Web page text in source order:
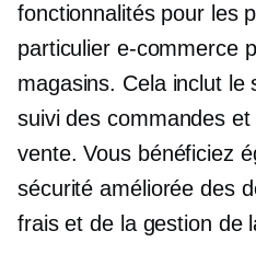
fonctionnalités pour les
particulier e-commerce
magasins. Cela inclut le
suivi des commandes
vente. Vous bénéficiez
sécurité améliorée des
frais et de la gestion de